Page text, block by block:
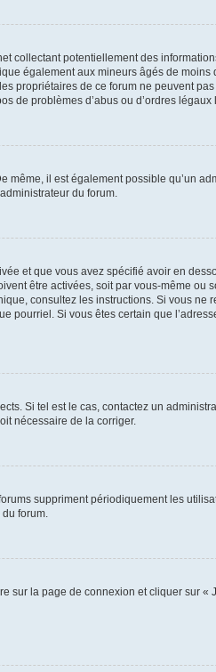
collectant potentiellement des
également aux mineurs âgés de moins
propriétaires de ce forum ne peuvent
de problèmes d’abus ou d’ordres légaux
même, il est également possible qu’un
du forum.
et que vous avez spécifié avoir en
être activées, soit par vous-même ou
consultez les instructions. Si vous ne
pourriel. Si vous êtes certain que
Si tel est le cas, contactez un
nécessaire de la corriger.
suppriment périodiquement les
forum.
la page de connexion et cliquer sur «